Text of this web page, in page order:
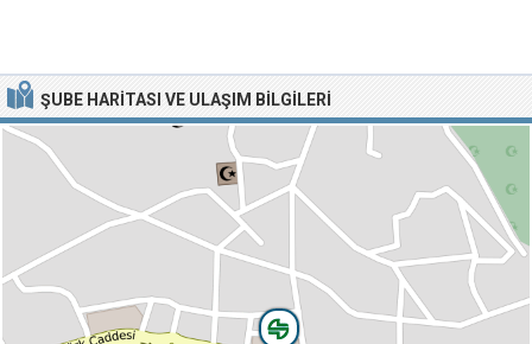
ŞUBE HARITASI VE ULAŞIM BILGILERI